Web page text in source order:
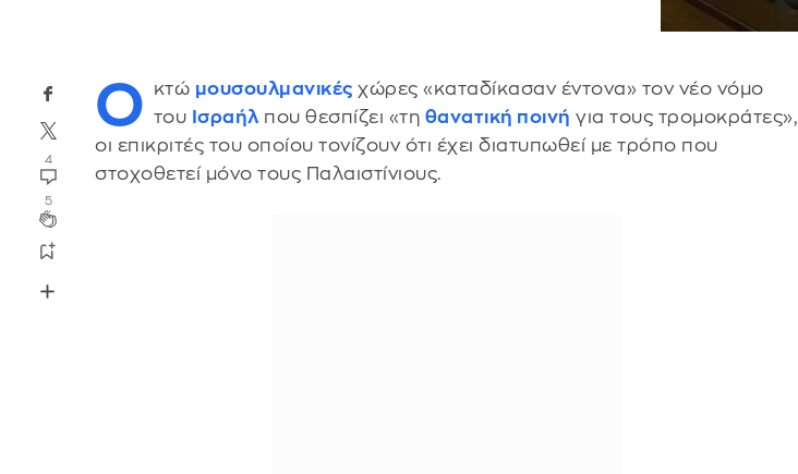
4
5
Ο κτώ μουσουλμανικές χώρες «καταδίκασαν έντονα» τον νέο νόμο
του Ισραήλ που θεσπίζει «τη θανατική ποινή για τους τρομοκράτες»,
οι επικριτές του οποίου τονίζουν ότι έχει διατυπωθεί με τρόπο που
στοχοθετεί μόνο τους Παλαιστίνιους.